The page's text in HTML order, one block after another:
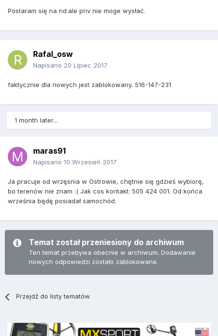
Postaram się na nd.ale priv nie moge wysłać.
Rafal_osw
Napisano 20 Lipiec 2017
faktycznie dla nowych jest zablokowany. 516-147-231
1 month later...
maras91
Napisano 10 Wrzesień 2017
Ja pracuje od wrzęsnia w Ostrowie, chętnie się gdzieś wybiorę,
bo terenów nie znam :( Jak cos kontakt: 505 424 001. Od końca
września będę posiadał samochód.
Temat został przeniesiony do archiwum
Ten temat przebywa obecnie w archiwum. Dodawanie
nowych odpowiedzi zostało zablokowane.
Przejdź do listy tematów